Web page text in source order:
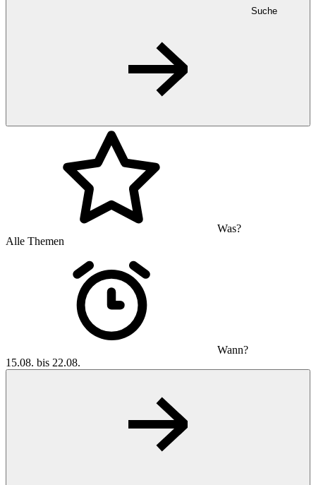
Suche
Was?
Alle Themen
Wann?
15.08. bis 22.08.